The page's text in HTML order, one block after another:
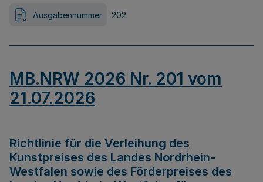
Ausgabennummer 202
MB.NRW 2026 Nr. 201 vom
21.07.2026
Richtlinie für die Verleihung des
Kunstpreises des Landes Nordrhein-
Westfalen sowie des Förderpreises des